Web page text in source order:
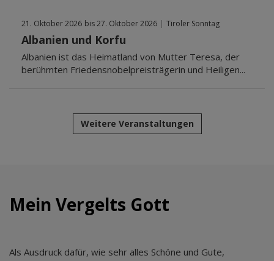
21. Oktober 2026 bis 27. Oktober 2026 | Tiroler Sonntag
Albanien und Korfu
Albanien ist das Heimatland von Mutter Teresa, der
berühmten Friedensnobelpreisträgerin und Heiligen...
Weitere Veranstaltungen
Mein Vergelts Gott
Als Ausdruck dafür, wie sehr alles Schöne und Gute,